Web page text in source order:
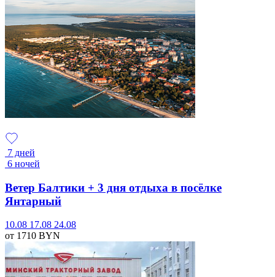
7 дней
6 ночей
Ветер Балтики + 3 дня отдыха в посёлке
Янтарный
10.08 17.08 24.08
от 1710 BYN